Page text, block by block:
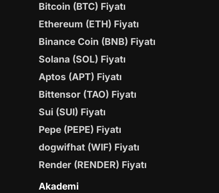
Bitcoin (BTC) Fiyatı
Ethereum (ETH) Fiyatı
Binance Coin (BNB) Fiyatı
Solana (SOL) Fiyatı
Aptos (APT) Fiyatı
Bittensor (TAO) Fiyatı
Sui (SUI) Fiyatı
Pepe (PEPE) Fiyatı
dogwifhat (WIF) Fiyatı
Render (RENDER) Fiyatı
Akademi